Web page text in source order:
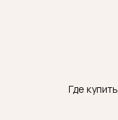
Где купить